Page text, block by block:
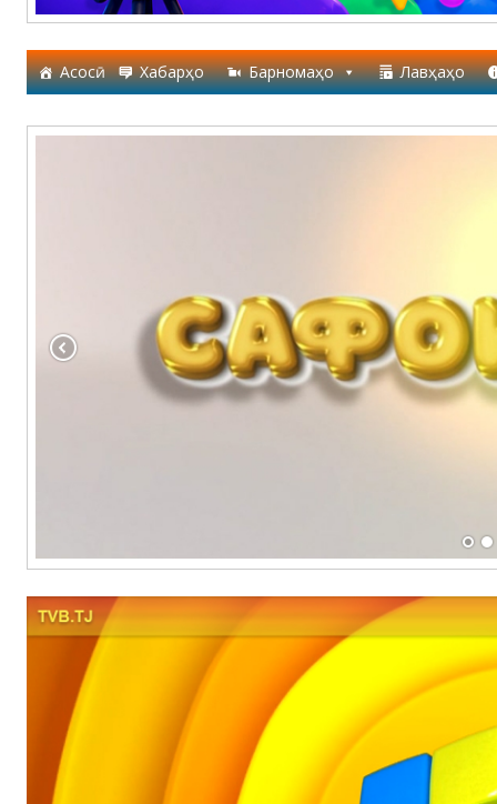
Асосӣ Хабарҳо Барномаҳо Лавҳаҳо